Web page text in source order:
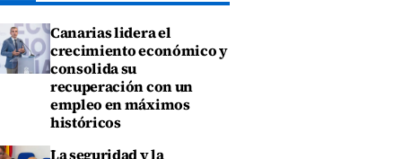
Canarias lidera el
crecimiento económico y
consolida su
recuperación con un
empleo en máximos
históricos
La seguridad y la